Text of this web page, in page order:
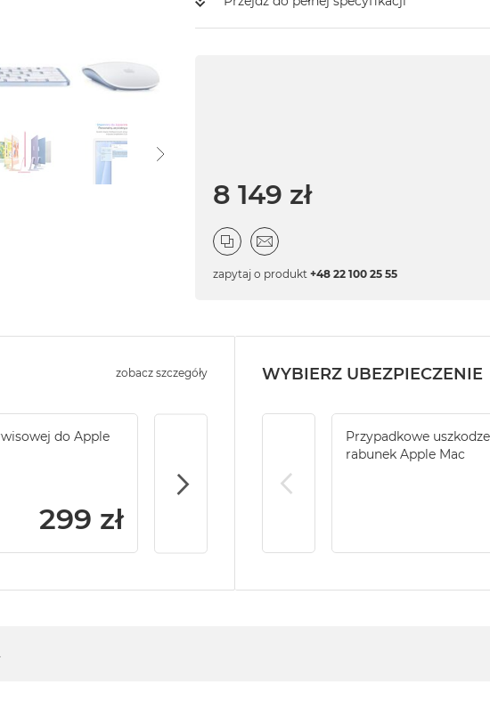
8 149 zł
zapytaj o produkt +48 22 100 25 55
do Apple
299 zł
Service Pack Gold - 2 lata ochrony serwisowej do
zobacz szczegóły WYBIERZ UBEZPIECZENIE
Przypadkowe
rabunek Apple Mac